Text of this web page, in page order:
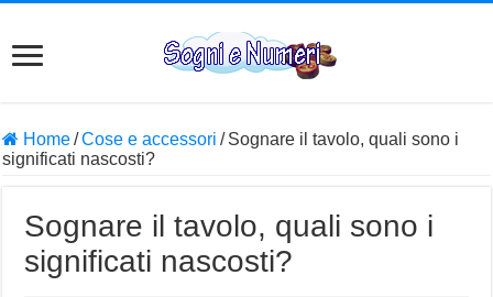
Home/Cose e accessori / Sognare il tavolo, quali sono i
significati nascosti?
Sognare il tavolo, quali sono i
significati nascosti?